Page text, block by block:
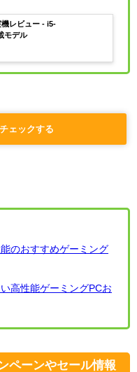
レビュー - i5-
モデル
ェックする
のおすすめゲーミング
高性能ゲーミングPCお
ペーンやセール情報